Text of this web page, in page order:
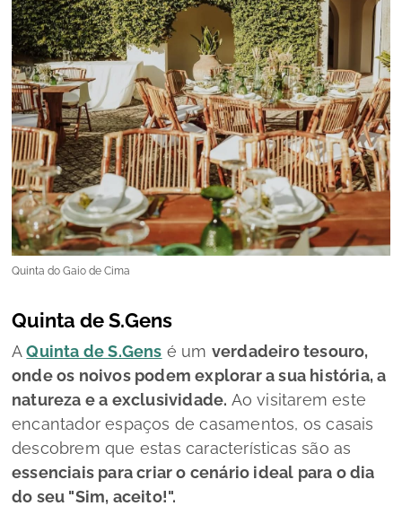
Quinta do Gaio de Cima
Quinta de S.Gens
AQuinta de S.Gens é um verdadeiro tesouro,
onde os noivos podem explorar a sua história, a
natureza e a exclusividade. Ao visitarem este
encantador espaços de casamentos, os casais
descobrem que estas características são as
essenciais para criar o cenário ideal para o dia
do seu "Sim, aceito!".